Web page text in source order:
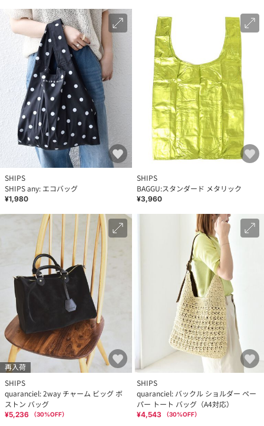
SHIPS
SHIPS any: エコバッグ
¥1,980
SHIPS
BAGGU:スタンダード メタリック
¥3,960
再入荷
SHIPS
quaranciel: 2way チャーム ビッグ ボ
ストン バッグ
¥5,236 （30%OFF）
SHIPS
quaranciel: バックル ショルダー ペー
パー トート バッグ（A4対応）
¥4,543 （30%OFF）